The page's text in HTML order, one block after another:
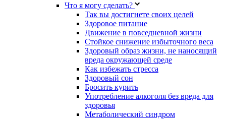
Что я могу сделать?
Так вы достигнете своих целей
Здоровое питание
Движение в повседневной жизни
Стойкое снижение избыточного веса
Здоровый образ жизни, не наносящий
вреда окружающей среде
Как избежать стресса
Здоровый сон
Бросить курить
Употребление алкоголя без вреда для
здоровья
Метаболический синдром